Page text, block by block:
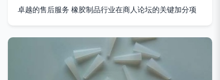
卓越的售后服务 橡胶制品行业在商人论坛的关键加分项